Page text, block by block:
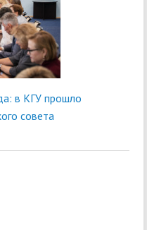
в КГУ прошло
совета